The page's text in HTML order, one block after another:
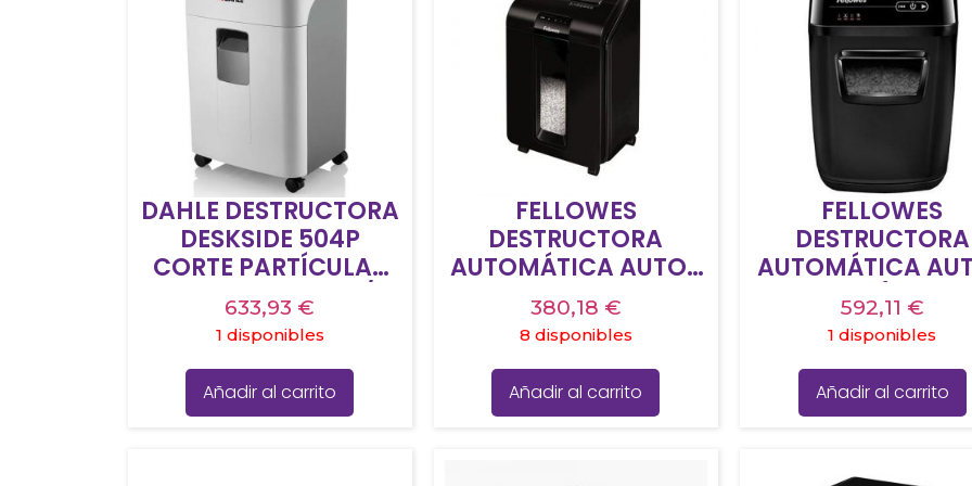
DAHLE DESTRUCTORA
DESKSIDE 504P
CORTE PARTÍCULAS
2X15MM NIVEL P-5/F-
2/T-5/E-4
CAPACIDAD 40L
MAN/13-15H
ENTRADA 240MM
633,93 €
1 disponibles
Añadir al carrito
FELLOWES
DESTRUCTORA
AUTOMÁTICA AUTO-
MAX 100M
MINICORTE
380,18 €
8 disponibles
Añadir al carrito
FELLOWES
DESTRUCTORA
AUTOMÁTICA
MAX 150C
A LA AUTO-MAX
130C) (ENTREGA
HORAS DESDE
FABRICANTE)
592,11 €
1 disponibles
Añadir al carrito